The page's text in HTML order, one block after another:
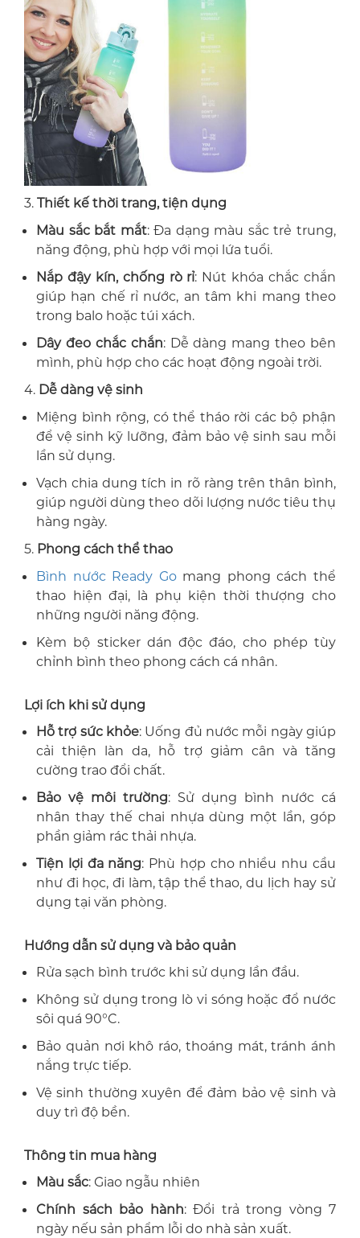
3. Thiết kế thời trang, tiện dụng
Màu sắc bắt mắt: Đa dạng màu sắc trẻ trung,
năng động, phù hợp với mọi lứa tuổi.
Nắp đậy kín, chống rò rỉ: Nút khóa chắc chắn
giúp hạn chế rỉ nước, an tâm khi mang theo
trong balo hoặc túi xách.
Dây đeo chắc chắn: Dễ dàng mang theo bên
mình, phù hợp cho các hoạt động ngoài trời.
4. Dễ dàng vệ sinh
Miệng bình rộng, có thể tháo rời các bộ phận
để vệ sinh kỹ lưỡng, đảm bảo vệ sinh sau mỗi
lần sử dụng.
Vạch chia dung tích in rõ ràng trên thân bình,
giúp người dùng theo dõi lượng nước tiêu thụ
hàng ngày.
5. Phong cách thể thao
Bình nước Ready Gomang phong cách thể
thao hiện đại, là phụ kiện thời thượng cho
những người năng động.
Kèm bộ sticker dán độc đáo, cho phép tùy
chỉnh bình theo phong cách cá nhân.
Lợi ích khi sử dụng
Hỗ trợ sức khỏe: Uống đủ nước mỗi ngày giúp
cải thiện làn da, hỗ trợ giảm cân và tăng
cường trao đổi chất.
Bảo vệ môi trường: Sử dụng bình nước cá
nhân thay thế chai nhựa dùng một lần, góp
phần giảm rác thải nhựa.
Tiện lợi đa năng: Phù hợp cho nhiều nhu cầu
như đi học, đi làm, tập thể thao, du lịch hay sử
dụng tại văn phòng.
Hướng dẫn sử dụng và bảo quản
Rửa sạch bình trước khi sử dụng lần đầu.
Không sử dụng trong lò vi sóng hoặc đổ nước
sôi quá 90°C.
Bảo quản nơi khô ráo, thoáng mát, tránh ánh
nắng trực tiếp.
Vệ sinh thường xuyên để đảm bảo vệ sinh và
duy trì độ bền.
Thông tin mua hàng
Màu sắc: Giao ngẫu nhiên
Chính sách bảo hành: Đổi trả trong vòng 7
ngày nếu sản phẩm lỗi do nhà sản xuất.